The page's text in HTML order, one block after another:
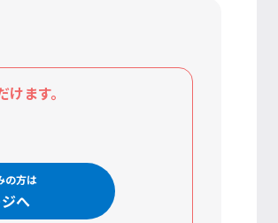
ます。
の方は
へ